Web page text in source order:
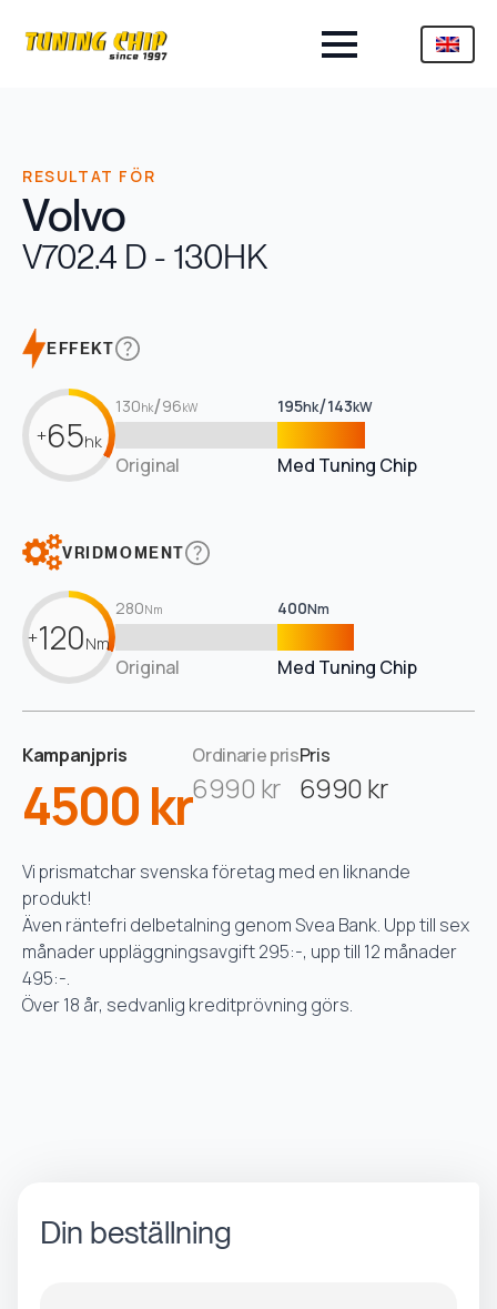
RESULTAT FÖR
Volvo
V702.4 D - 130HK
EFFEKT
+65hk
130hk/96kW 195hk/143kW
Original Med Tuning Chip
VRIDMOMENT
+120Nm
280Nm 400Nm
Original Med Tuning Chip
Kampanjpris
4500 kr
Ordinarie pris
6990 kr
Pris
6990 kr
Vi prismatchar svenska företag med en liknande
produkt!
Även räntefri delbetalning genom Svea Bank. Upp till sex
månader uppläggningsavgift 295:-, upp till 12 månader
495:-.
Över 18 år, sedvanlig kreditprövning görs.
Din beställning